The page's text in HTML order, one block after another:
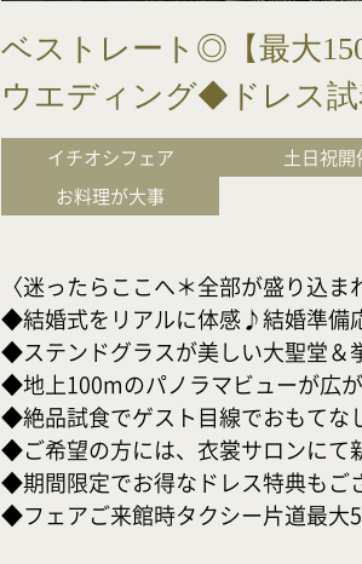
ベストレート◎【最大
ウエディング◆ドレス
イチオシフェア 土日祝開
お料理が大事
〈迷ったらここへ＊全部が盛り込ま
◆結婚式をリアルに体感♪結婚準備
◆ステンドグラスが美しい大聖堂＆
◆地上100mのパノラマビューが広
◆絶品試食でゲスト目線でおもてな
◆ご希望の方には、衣裳サロンにて
◆期間限定でお得なドレス特典もご
◆フェアご来館時タクシー片道最